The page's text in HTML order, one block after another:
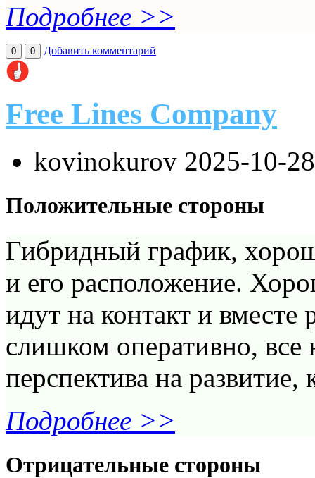
Подробнее >>
0 0 Добавить комментарий
Free Lines Company
kovinokurov 2025-10-
Положительные стороны
Гибридный график,
и его расположение.
идут на контакт и
слишком оперативно, все
перспектива на
Подробнее >>
Отрицательные стороны